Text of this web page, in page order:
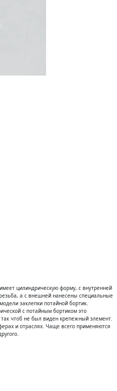
цилиндрическую форму, с внутренней
а с внешней нанесены специальные
заклепки потайной бортик.
с потайным бортиком это
чтоб не был виден крепежный элемент.
и отраслях. Чаще всего применяются